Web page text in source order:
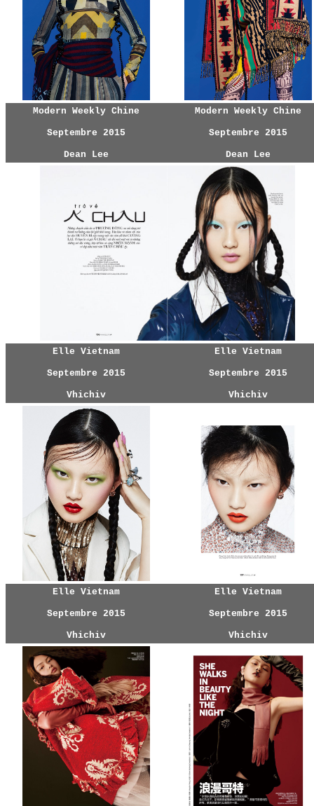
Modern Weekly Chine
Septembre 2015
Dean Lee
Modern Weekly Chine
Septembre 2015
Dean Lee
Elle Vietnam
Septembre 2015
Vhichiv
Elle Vietnam
Septembre 2015
Vhichiv
Elle Vietnam
Septembre 2015
Vhichiv
Elle Vietnam
Septembre 2015
Vhichiv